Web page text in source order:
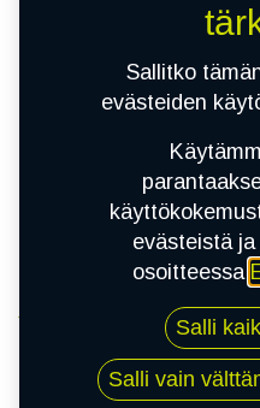
185/75R16C 104/
VANCONTACT ULTRA
Sallitko
evästeiden
evästeistä
osoitteessa
Salli
Salli vain